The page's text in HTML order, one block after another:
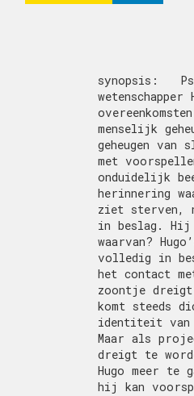
synopsis:
wetenschapper
menselijk
geheugen van
met
onduidelijk
herinnering
ziet sterven,
in beslag. Hij
waarvan?
volledig in
het contact
zoontje
komt steeds
identiteit van
Maar als
dreigt te
Hugo meer te
hij kan